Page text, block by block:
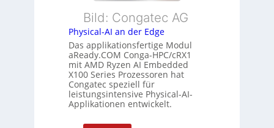
ü
b
e
r
w
a
c
h
u
i
s
t
u
n
g
e
E
t
h
e
r
c
a
t
Bild: Congatec AG
Physical-AI an der Edge
Das applikationsfertige Modul
aReady.COM Conga-HPC/cRX1
mit AMD Ryzen AI Embedded
X100 Series Prozessoren hat
Congatec speziell für
leistungsintensive Physical-AI-
Applikationen entwickelt.